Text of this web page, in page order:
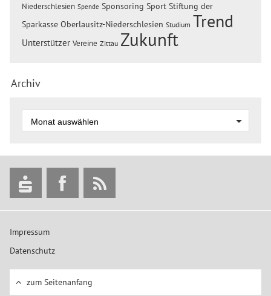
Niederschlesien Spende Sponsoring Sport Stiftung der
Sparkasse Oberlausitz-Niederschlesien Studium Trend
Unterstützer Vereine Zittau Zukunft
Archiv
Impressum
Datenschutz
zum Seitenanfang